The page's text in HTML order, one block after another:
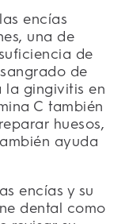
encías
una de
de
de
la gingivitis en
C también
huesos,
ayuda
encías y su
dental como